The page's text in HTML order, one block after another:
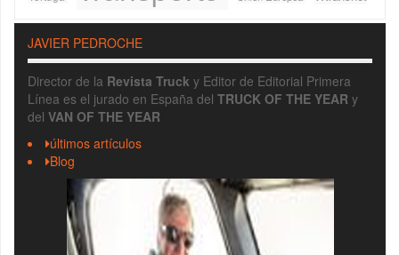
JAVIER PEDROCHE
Director de la Revista Truck y Editor de Editorial Primera
Línea es el jurado en España del TRUCK OF THE YEAR y
del VAN OF THE YEAR
últimos artículos
Blog